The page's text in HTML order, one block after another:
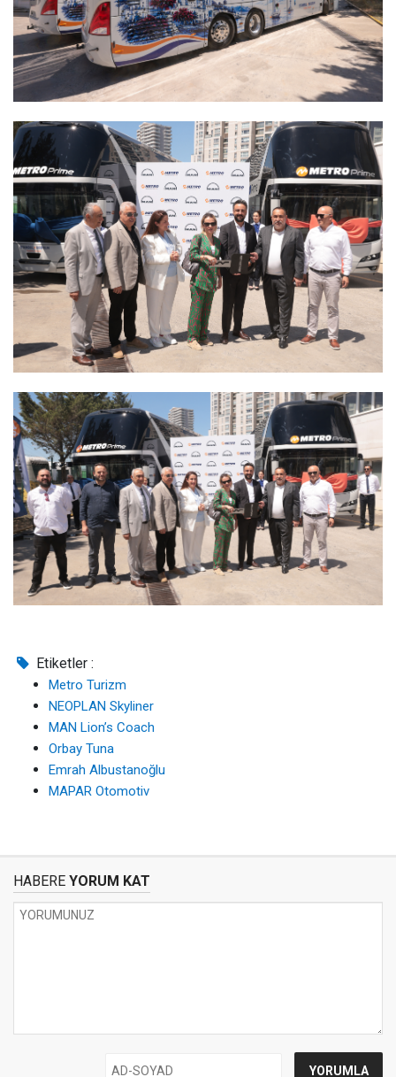
Etiketler :
Metro Turizm
NEOPLAN Skyliner
MAN Lion’s Coach
Orbay Tuna
Emrah Albustanoğlu
MAPAR Otomotiv
HABERE YORUM KAT